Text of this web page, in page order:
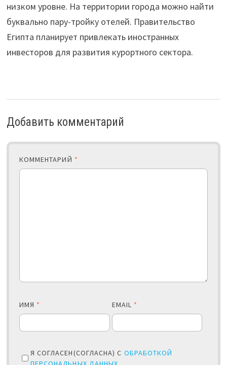
низком уровне. На территории города можно найти
буквально пару-тройку отелей. Правительство
Египта планирует привлекать иностранных
инвесторов для развития курортного сектора.
Добавить комментарий
КОММЕНТАРИЙ *
ИМЯ * EMAIL *
Я СОГЛАСЕН(СОГЛАСНА) С ОБРАБОТКОЙ